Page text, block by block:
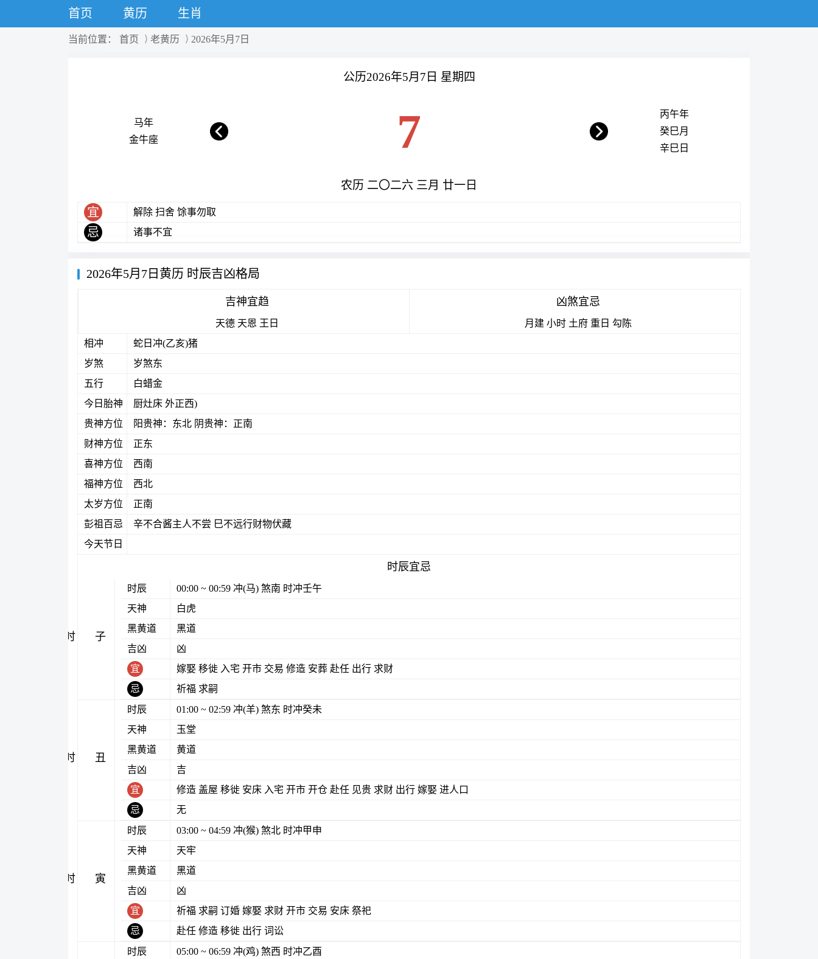
首页 黄历 生肖
当前位置： 首页 老黄历 2026年5月7日
公历2026年5月7日 星期四
马年
金牛座
7
丙午年
癸巳月
辛巳日
农历 二〇二六 三月 廿一日
宜 解除 扫舍 馀事勿取
忌 诸事不宜
2026年5月7日黄历 时辰吉凶格局
吉神宜趋
天德 天恩 王日
凶煞宜忌
月建 小时 土府 重日 勾陈
相冲
蛇日冲(乙亥)猪
岁煞
岁煞东
五行
白蜡金
今日胎神
厨灶床 外正西)
贵神方位
阳贵神：东北 阴贵神：正南
财神方位
正东
喜神方位
西南
福神方位
西北
太岁方位
正南
彭祖百忌
辛不合酱主人不尝 巳不远行财物伏藏
今天节日
时辰宜忌
子时
时辰
00:00 ~ 00:59 冲(马) 煞南 时冲壬午
天神
白虎
黑黄道
黑道
吉凶
凶
宜
嫁娶 移徙 入宅 开市 交易 修造 安葬 赴任 出行 求财
忌
祈福 求嗣
丑时
时辰
01:00 ~ 02:59 冲(羊) 煞东 时冲癸未
天神
玉堂
黑黄道
黄道
吉凶
吉
宜
修造 盖屋 移徙 安床 入宅 开市 开仓 赴任 见贵 求财 出行 嫁娶 进人口
忌
无
寅时
时辰
03:00 ~ 04:59 冲(猴) 煞北 时冲甲申
天神
天牢
黑黄道
黑道
吉凶
凶
宜
祈福 求嗣 订婚 嫁娶 求财 开市 交易 安床 祭祀
忌
赴任 修造 移徙 出行 词讼
时辰
05:00 ~ 06:59 冲(鸡) 煞西 时冲乙酉